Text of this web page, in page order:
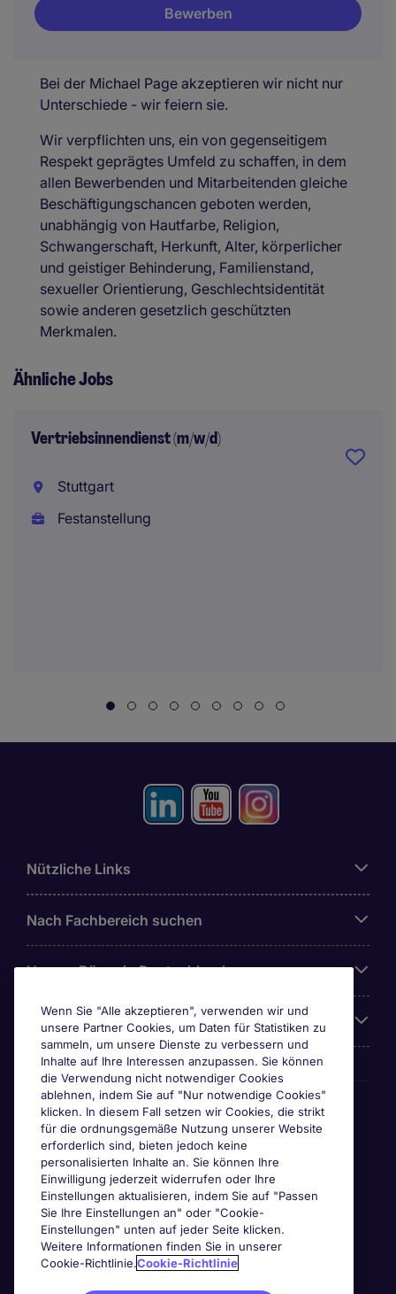
Bewerben
Bei der Michael Page akzeptieren wir nicht nur
Unterschiede - wir feiern sie.
Wir verpflichten uns, ein von gegenseitigem
Respekt geprägtes Umfeld zu schaffen, in dem
allen Bewerbenden und Mitarbeitenden gleiche
Beschäftigungschancen geboten werden,
unabhängig von Hautfarbe, Religion,
Schwangerschaft, Herkunft, Alter, körperlicher
und geistiger Behinderung, Familienstand,
sexueller Orientierung, Geschlechtsidentität
sowie anderen gesetzlich geschützten
Merkmalen.
Ähnliche Jobs
Vertriebsinnendienst (m/w/d)
Stuttgart
Festanstellung
Nützliche Links
Nach Fachbereich suchen
Unsere Büros in Deutschland
Über Michael Page
Awards & Zertifizierungen
Wenn Sie "Alle akzeptieren", verwenden wir und
unsere Partner Cookies, um Daten für Statistiken zu
sammeln, um unsere Dienste zu verbessern und
Inhalte auf Ihre Interessen anzupassen. Sie können
die Verwendung nicht notwendiger Cookies
ablehnen, indem Sie auf "Nur notwendige Cookies"
klicken. In diesem Fall setzen wir Cookies, die strikt
für die ordnungsgemäße Nutzung unserer Website
erforderlich sind, bieten jedoch keine
personalisierten Inhalte an. Sie können Ihre
Einwilligung jederzeit widerrufen oder Ihre
Einstellungen aktualisieren, indem Sie auf "Passen
Sie Ihre Einstellungen an" oder "Cookie-
Einstellungen" unten auf jeder Seite klicken.
Weitere Informationen finden Sie in unserer
Cookie-Richtlinie.Cookie-Richtlinie